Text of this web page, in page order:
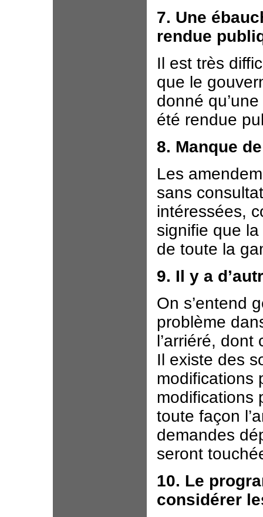
7. Une
rendue
Il est très
que le
donné qu’une
été rendue
8. Manque
Les
sans
intéressées,
signifie que
de toute la
9. Il y a
On s’entend
problème
l’arriéré,
Il existe des
modifications
modifications
toute façon
demandes
seront
10. Le
considérer